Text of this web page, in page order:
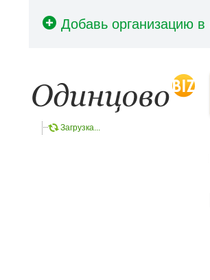
Загрузка...